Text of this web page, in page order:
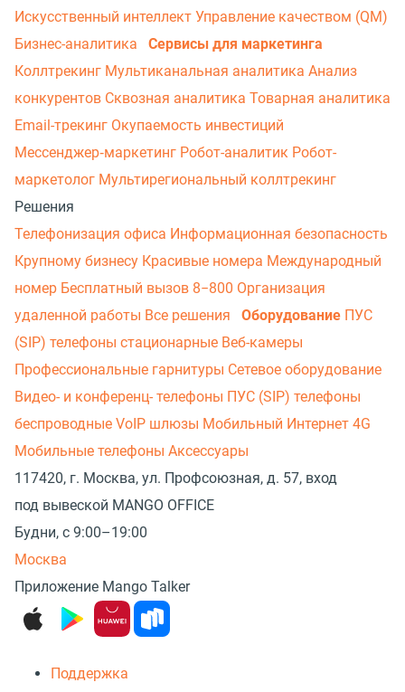
Искусственный интеллект Управление качеством (QM)
Бизнес-аналитика
Сервисы для маркетинга
Коллтрекинг Мультиканальная аналитика Анализ
конкурентов Сквозная аналитика Товарная аналитика
Email-трекинг Окупаемость инвестиций
Мессенджер‑маркетинг Робот-аналитик Робот-
маркетолог Мультирегиональный коллтрекинг
Решения
Телефонизация офиса Информационная безопасность
Крупному бизнесу Красивые номера Международный
номер Бесплатный вызов 8−800 Организация
удаленной работы Все решения Оборудование ПУС
(SIP) телефоны стационарные Веб-камеры
Профессиональные гарнитуры Сетевое оборудование
Видео- и конференц- телефоны ПУС (SIP) телефоны
беспроводные VoIP шлюзы Мобильный Интернет 4G
Мобильные телефоны Аксессуары
117420, г. Москва, ул. Профсоюзная, д. 57, вход
под вывеской MANGO OFFICE
Будни, с 9:00–19:00
Москва
Приложение Mango Talker
Поддержка